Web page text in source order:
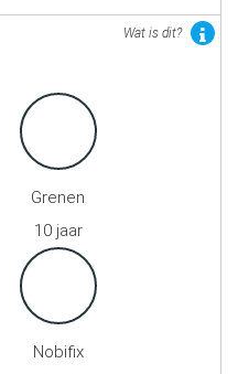
Wat is dit?
Grenen
10 jaar
Nobifix